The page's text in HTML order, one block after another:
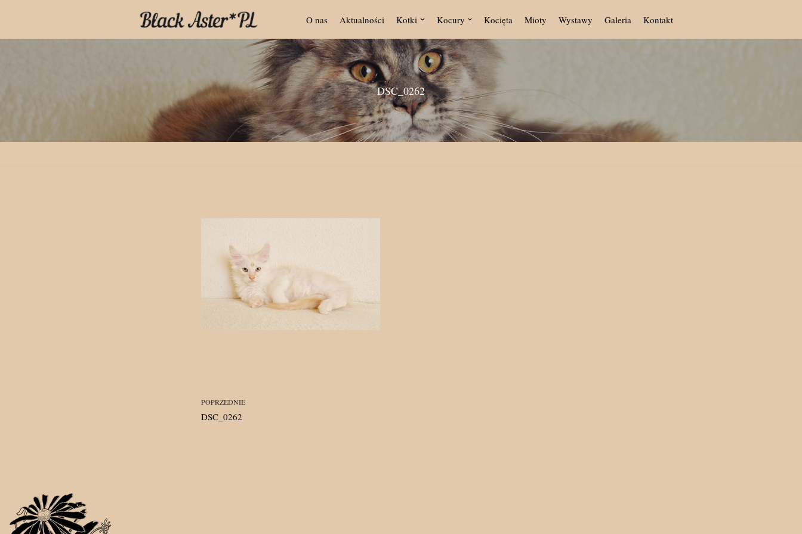
O nas Aktualności Kotki Kocury Kocięta Mioty Wystawy Galeria Kontakt
DSC_0262
POPRZEDNIE
DSC_0262